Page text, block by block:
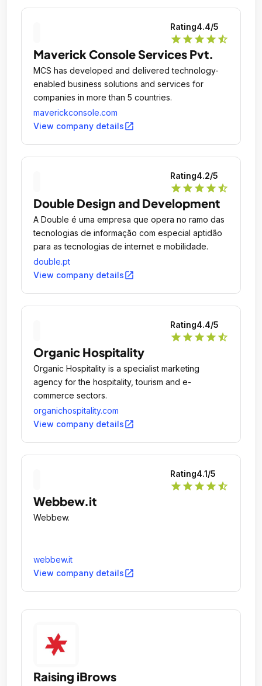
Rating4.4/5
star star star star star_half
Maverick Console Services Pvt.
MCS has developed and delivered technology-
enabled business solutions and services for
companies in more than 5 countries.
maverickconsole.com
View company detailsopen_in_new
Rating4.2/5
star star star star star_half
Double Design and Development
A Double é uma empresa que opera no ramo das
tecnologias de informação com especial aptidão
para as tecnologias de internet e mobilidade.
double.pt
View company detailsopen_in_new
Rating4.4/5
star star star star star_half
Organic Hospitality
Organic Hospitality is a specialist marketing
agency for the hospitality, tourism and e-
commerce sectors.
organichospitality.com
View company detailsopen_in_new
Rating4.1/5
star star star star star_half
Webbew.it
Webbew.
webbew.it
View company detailsopen_in_new
Raising iBrows